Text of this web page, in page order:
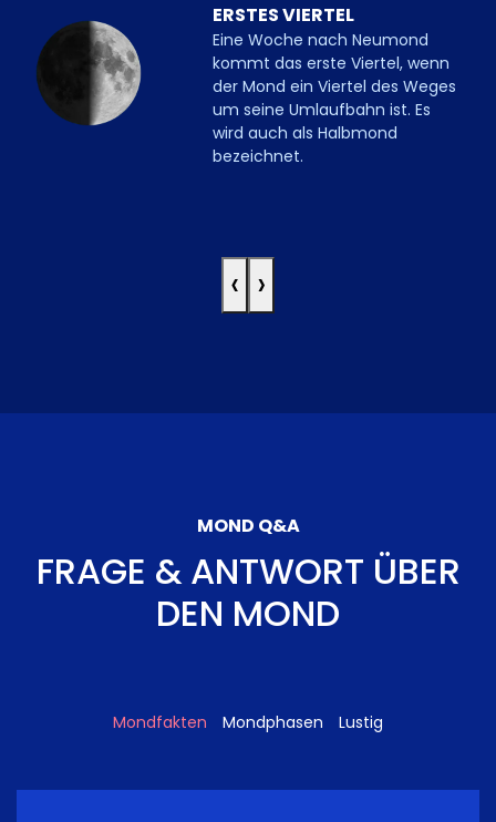
ERSTES VIERTEL
Eine Woche nach Neumond
kommt das erste Viertel, wenn
der Mond ein Viertel des Weges
um seine Umlaufbahn ist. Es
wird auch als Halbmond
bezeichnet.
‹ ›
MOND Q&A
FRAGE & ANTWORT ÜBER
DEN MOND
Mondfakten Mondphasen Lustig